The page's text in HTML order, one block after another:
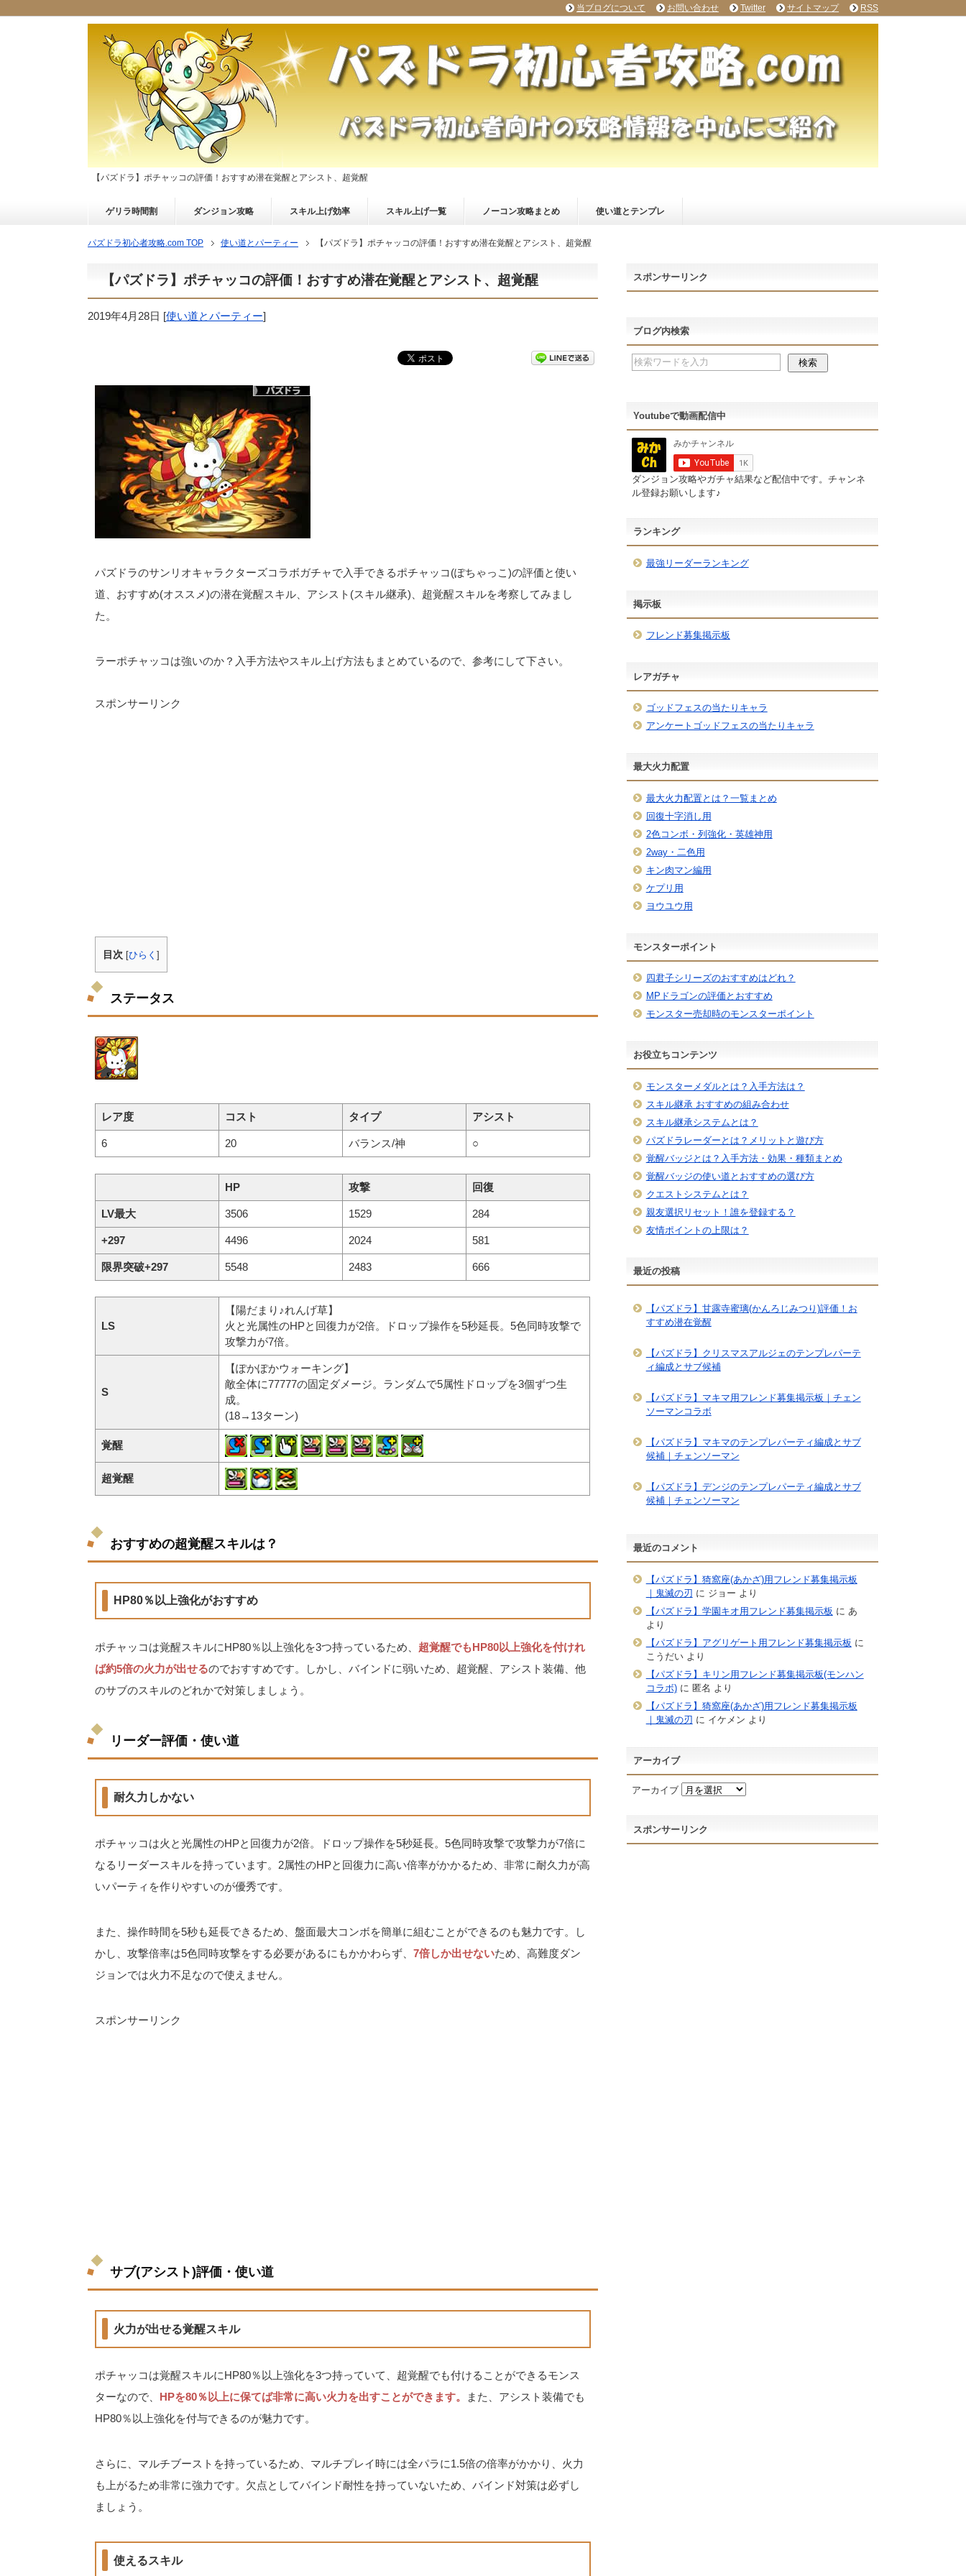
【パズドラ】ポチャッコの評価！おすすめ潜在覚醒とアシスト、超覚醒
ゲリラ時間割 ダンジョン攻略 スキル上げ効率 スキル上げ一覧 ノーコン攻略まとめ 使い道とテンプレ
パズドラ初心者攻略.com TOP 使い道とパーティー 【パズドラ】ポチャッコの評価！おすすめ潜在覚醒とアシスト、超覚醒
【パズドラ】ポチャッコの評価！おすすめ潜在覚醒とアシスト、超覚醒
2019年4月28日 [使い道とパーティー]
パズドラのサンリオキャラクターズコラボガチャで入手できるポチャッコ(ぽちゃっこ)の評価と使い
道、おすすめ(オススメ)の潜在覚醒スキル、アシスト(スキル継承)、超覚醒スキルを考察してみまし
た。
ラーポチャッコは強いのか？入手方法やスキル上げ方法もまとめているので、参考にして下さい。
スポンサーリンク
目次 [ひらく ]
ステータス
レア度 コスト タイプ アシスト
6 20 バランス/神 ○
HP 攻撃 回復
LV最大 3506 1529 284
+297 4496 2024 581
限界突破+297 5548 2483 666
LS
【陽だまり♪れんげ草】
火と光属性のHPと回復力が2倍。ドロップ操作を5秒延長。5色同時攻撃で
攻撃力が7倍。
S
【ぽかぽかウォーキング】
敵全体に77777の固定ダメージ。ランダムで5属性ドロップを3個ずつ生
成。
(18→13ターン)
覚醒
超覚醒
おすすめの超覚醒スキルは？
HP80％以上強化がおすすめ
ポチャッコは覚醒スキルにHP80％以上強化を3つ持っているため、 超覚醒でもHP80以上強化を付けれ
ば約5倍の火力が出せるのでおすすめです。しかし、バインドに弱いため、超覚醒、アシスト装備、他
のサブのスキルのどれかで対策しましょう。
リーダー評価・使い道
耐久力しかない
ポチャッコは火と光属性のHPと回復力が2倍。ドロップ操作を5秒延長。5色同時攻撃で攻撃力が7倍に
なるリーダースキルを持っています。2属性のHPと回復力に高い倍率がかかるため、非常に耐久力が高
いパーティを作りやすいのが優秀です。
また、操作時間を5秒も延長できるため、盤面最大コンボを簡単に組むことができるのも魅力です。し
かし、攻撃倍率は5色同時攻撃をする必要があるにもかかわらず、 7倍しか出せないため、高難度ダン
ジョンでは火力不足なので使えません。
スポンサーリンク
サブ(アシスト)評価・使い道
火力が出せる覚醒スキル
ポチャッコは覚醒スキルにHP80％以上強化を3つ持っていて、超覚醒でも付けることができるモンス
ターなので、 HPを80％以上に保てば非常に高い火力を出すことができます。
また、アシスト装備でも
HP80％以上強化を付与できるのが魅力です。
さらに、マルチブーストを持っているため、マルチプレイ時には全パラに1.5倍の倍率がかかり、火力
も上がるため非常に強力です。欠点としてバインド耐性を持っていないため、バインド対策は必ずし
ましょう。
使えるスキル
スポンサーリンク
ブログ内検索
Youtubeで動画配信中
ダンジョン攻略やガチャ結果など配信中です。チャンネ
ル登録お願いします♪
ランキング
最強リーダーランキング
掲示板
フレンド募集掲示板
レアガチャ
ゴッドフェスの当たりキャラ
アンケートゴッドフェスの当たりキャラ
最大火力配置
最大火力配置とは？一覧まとめ
回復十字消し用
2色コンボ・列強化・英雄神用
2way・二色用
キン肉マン編用
ケプリ用
ヨウユウ用
モンスターポイント
四君子シリーズのおすすめはどれ？
MPドラゴンの評価とおすすめ
モンスター売却時のモンスターポイント
お役立ちコンテンツ
モンスターメダルとは？入手方法は？
スキル継承 おすすめの組み合わせ
スキル継承システムとは？
パズドラレーダーとは？メリットと遊び方
覚醒バッジとは？入手方法・効果・種類まとめ
覚醒バッジの使い道とおすすめの選び方
クエストシステムとは？
親友選択リセット！誰を登録する？
友情ポイントの上限は？
最近の投稿
【パズドラ】甘露寺蜜璃(かんろじみつり)評価！お
すすめ潜在覚醒
【パズドラ】クリスマスアルジェのテンプレパーテ
ィ編成とサブ候補
【パズドラ】マキマ用フレンド募集掲示板｜チェン
ソーマンコラボ
【パズドラ】マキマのテンプレパーティ編成とサブ
候補｜チェンソーマン
【パズドラ】デンジのテンプレパーティ編成とサブ
候補｜チェンソーマン
最近のコメント
【パズドラ】猗窩座(あかざ)用フレンド募集掲示板
｜鬼滅の刃 に ジョー より
【パズドラ】学園キオ用フレンド募集掲示板 に あ
より
【パズドラ】アグリゲート用フレンド募集掲示板 に
こうだいより
【パズドラ】キリン用フレンド募集掲示板(モンハン
コラボ)に 匿名 より
【パズドラ】猗窩座(あかざ)用フレンド募集掲示板
｜鬼滅の刃 に イケメン より
アーカイブ
アーカイブ
スポンサーリンク
当ブログについて お問い合わせ Twitter サイトマップ RSS